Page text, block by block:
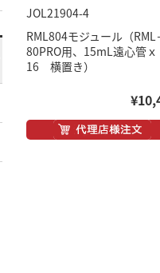
JOL21904-4
RML804モジュール（RML
80PRO用、15mL遠心管ｘ
16 横置き）